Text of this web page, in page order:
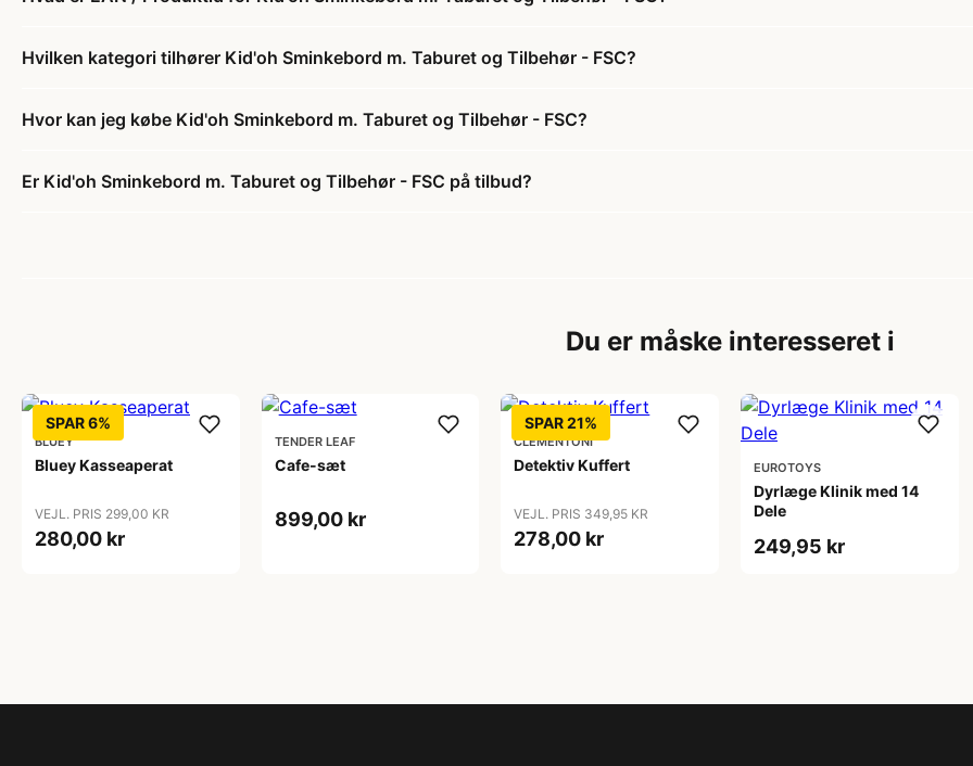
Hvilken kategori tilhører Kid'oh Sminkebord m. Taburet og Tilbehør - FSC?
Hvor kan jeg købe Kid'oh Sminkebord m. Taburet og Tilbehør - FSC?
Er Kid'oh Sminkebord m. Taburet og Tilbehør - FSC på tilbud?
Du er måske interesseret i
SPAR 6%
BLUEY
Bluey Kasseaperat
VEJL. PRIS 299,00 KR
280,00 kr
TENDER LEAF
Cafe-sæt
899,00 kr
SPAR 21%
CLEMENTONI
Detektiv Kuffert
VEJL. PRIS 349,95 KR
278,00 kr
EUROTOYS
Dyrlæge Klinik med 14
Dele
249,95 kr